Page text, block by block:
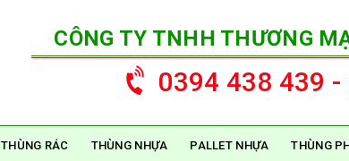
CÔNG TY TNHH THƯƠNG
0394 438 439
THÙNG RÁC THÙNG NHỰA PALLET NHỰA THÙNG